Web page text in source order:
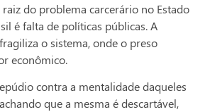
do problema carcerário no Estado
é falta de políticas públicas. A
o sistema, onde o preso
econômico.
contra a mentalidade daqueles
que a mesma é descartável,